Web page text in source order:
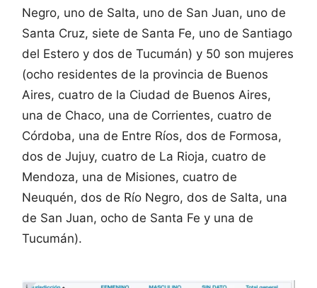
Negro, uno de Salta, uno de San Juan, uno de
Santa Cruz, siete de Santa Fe, uno de Santiago
del Estero y dos de Tucumán) y 50 son mujeres
(ocho residentes de la provincia de Buenos
Aires, cuatro de la Ciudad de Buenos Aires,
una de Chaco, una de Corrientes, cuatro de
Córdoba, una de Entre Ríos, dos de Formosa,
dos de Jujuy, cuatro de La Rioja, cuatro de
Mendoza, una de Misiones, cuatro de
Neuquén, dos de Río Negro, dos de Salta, una
de San Juan, ocho de Santa Fe y una de
Tucumán).